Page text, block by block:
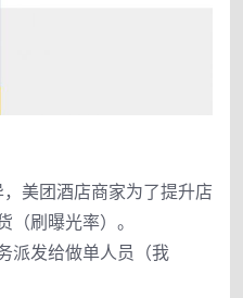
美团酒店商家为了提升店
刷曝光率）。
派发给做单人员（我